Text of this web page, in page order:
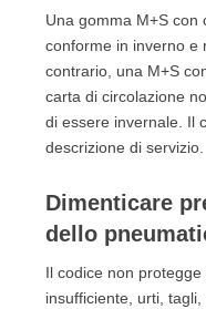
Una gomma M+S con
conforme in inverno e
contrario, una M+S
carta di circolazione
di essere invernale. Il
descrizione di servizio.
Dimenticare
dello
Il codice non
insufficiente, urti,